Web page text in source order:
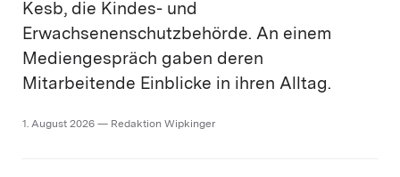
Kesb, die Kindes- und
Erwachsenenschutzbehörde. An einem
Mediengespräch gaben deren
Mitarbeitende Einblicke in ihren Alltag.
1. August 2026 — Redaktion Wipkinger